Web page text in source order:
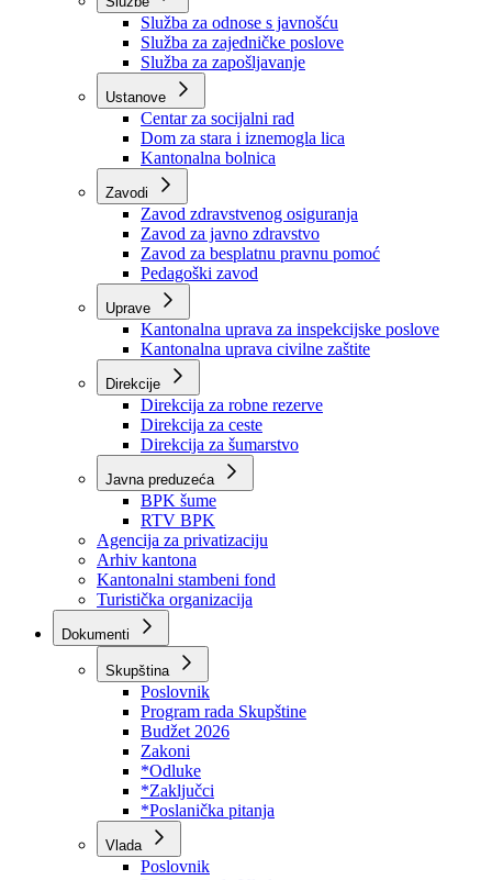
Organizacije
Službe
Služba za odnose s javnošću
Služba za zajedničke poslove
Služba za zapošljavanje
Ustanove
Centar za socijalni rad
Dom za stara i iznemogla lica
Kantonalna bolnica
Zavodi
Zavod zdravstvenog osiguranja
Zavod za javno zdravstvo
Zavod za besplatnu pravnu pomoć
Pedagoški zavod
Kantonalna uprava za inspekcijske poslove
Kantonalna uprava civilne zaštite
Direkcije
Direkcija za robne rezerve
Direkcija za ceste
Direkcija za šumarstvo
Javna preduzeća
BPK šume
RTV BPK
Agencija za privatizaciju
Arhiv kantona
Kantonalni stambeni fond
Turistička organizacija
Dokumenti
Skupština
Poslovnik
Program rada Skupštine
Budžet 2026
Zakoni
*Odluke
*Zaključci
*Poslanička pitanja